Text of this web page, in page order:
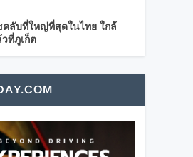
คลับที่ใหญ่ที่สุดในไทย ใกล้
ที่ภูเก็ต